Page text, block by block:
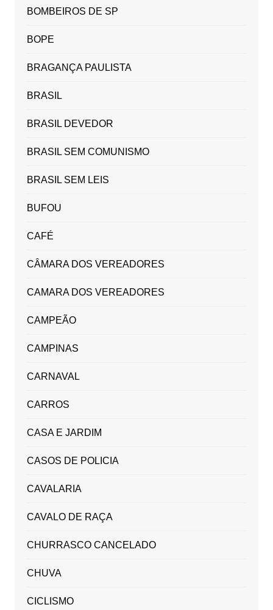
BOMBEIROS DE SP
BOPE
BRAGANÇA PAULISTA
BRASIL
BRASIL DEVEDOR
BRASIL SEM COMUNISMO
BRASIL SEM LEIS
BUFOU
CAFÉ
CÂMARA DOS VEREADORES
CAMARA DOS VEREADORES
CAMPEÃO
CAMPINAS
CARNAVAL
CARROS
CASA E JARDIM
CASOS DE POLICIA
CAVALARIA
CAVALO DE RAÇA
CHURRASCO CANCELADO
CHUVA
CICLISMO